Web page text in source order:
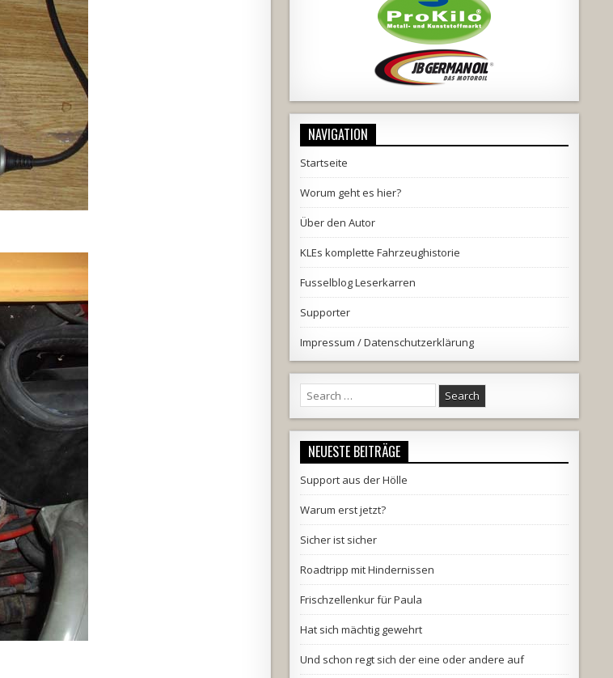
NAVIGATION
Startseite
Worum geht es hier?
Über den Autor
KLEs komplette Fahrzeughistorie
Fusselblog Leserkarren
Supporter
Impressum / Datenschutzerklärung
Search
for:
NEUESTE BEITRÄGE
Support aus der Hölle
Warum erst jetzt?
Sicher ist sicher
Roadtripp mit Hindernissen
Frischzellenkur für Paula
Hat sich mächtig gewehrt
Und schon regt sich der eine oder andere auf